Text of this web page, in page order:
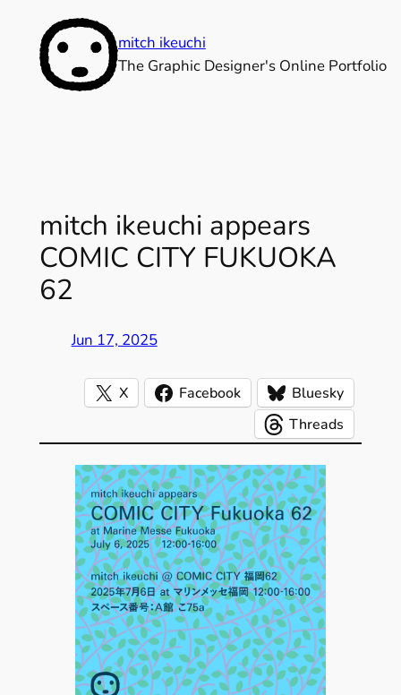
content
mitch ikeuchi
The Graphic Designer's Online Portfolio
mitch ikeuchi appears
COMIC CITY FUKUOKA
62
Jun 17, 2025
X Facebook
Bluesky
Threads